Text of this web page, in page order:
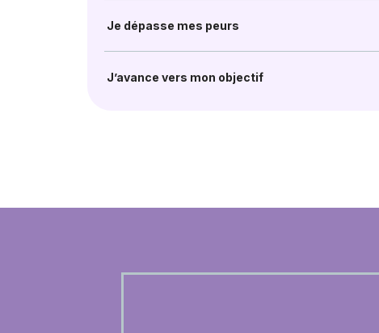
Je dépasse mes peurs
J’avance vers mon objectif